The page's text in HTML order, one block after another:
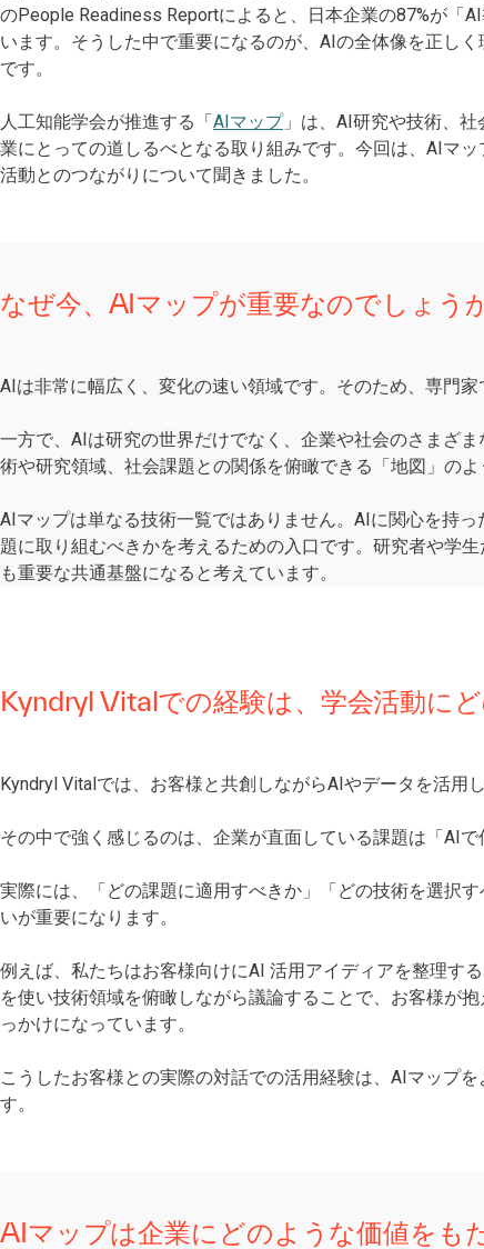
のPeople Readiness Reportによると、日本企業の87%が「
います。そうした中で重要になるのが、AIの全体像を正し
です。
人工知能学会が推進する「AIマップ」は、AI研究や技術、
業にとっての道しるべとなる取り組みです。今回は、AIマ
活動とのつながりについて聞きました。
なぜ今、AIマップが重要なのでしょうか
AIは非常に幅広く、変化の速い領域です。そのため、専門
一方で、AIは研究の世界だけでなく、企業や社会のさまざ
術や研究領域、社会課題との関係を俯瞰できる「地図」のよ
AIマップは単なる技術一覧ではありません。AIに関心を持
題に取り組むべきかを考えるための入口です。研究者や学
も重要な共通基盤になると考えています。
Kyndryl Vitalでの経験は、学会活動に
Kyndryl Vitalでは、お客様と共創しながらAIやデータを活用
その中で強く感じるのは、企業が直面している課題は「AI
実際には、「どの課題に適用すべきか」「どの技術を選択
いが重要になります。
例えば、私たちはお客様向けにAI 活用アイディアを整理す
を使い技術領域を俯瞰しながら議論することで、お客様が
っかけになっています。
こうしたお客様との実際の対話での活用経験は、AIマップ
す。
AIマップは企業にどのような価値をも